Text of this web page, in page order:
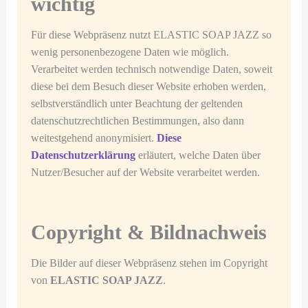
Für diese Webpräsenz nutzt ELASTIC SOAP JAZZ so
wenig personenbezogene Daten wie möglich.
Verarbeitet werden technisch notwendige Daten, soweit
diese bei dem Besuch dieser Website erhoben werden,
selbstverständlich unter Beachtung der geltenden
datenschutzrechtlichen Bestimmungen, also dann
weitestgehend anonymisiert. Diese
Datenschutzerklärungerläutert, welche Daten über
Nutzer/Besucher auf der Website verarbeitet werden.
Copyright & Bildnachweis
Die Bilder auf dieser Webpräsenz stehen im Copyright
von ELASTIC SOAP JAZZ.